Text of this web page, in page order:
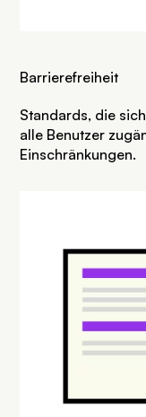
Barrierefreiheit
Standards, die
alle Benutzer
Einschränkungen.